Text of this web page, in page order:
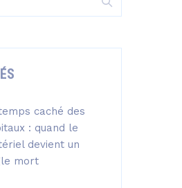
caché des
: quand le
devient un
mort